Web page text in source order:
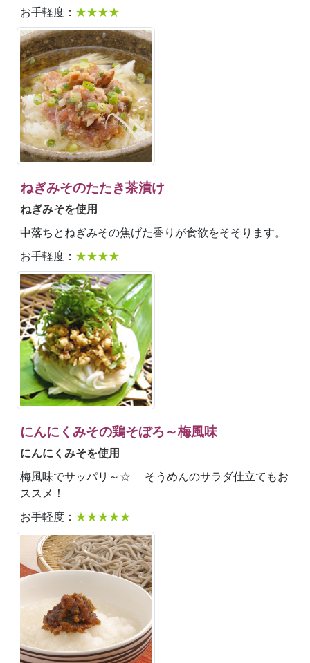
お手軽度： ★★★★
ねぎみそのたたき茶漬け
ねぎみそを使用
中落ちとねぎみその焦げた香りが食欲をそそります。
お手軽度： ★★★★
にんにくみその鶏そぼろ～梅風味
にんにくみそを使用
梅風味でサッパリ～☆ そうめんのサラダ仕立てもお
ススメ！
お手軽度： ★★★★★